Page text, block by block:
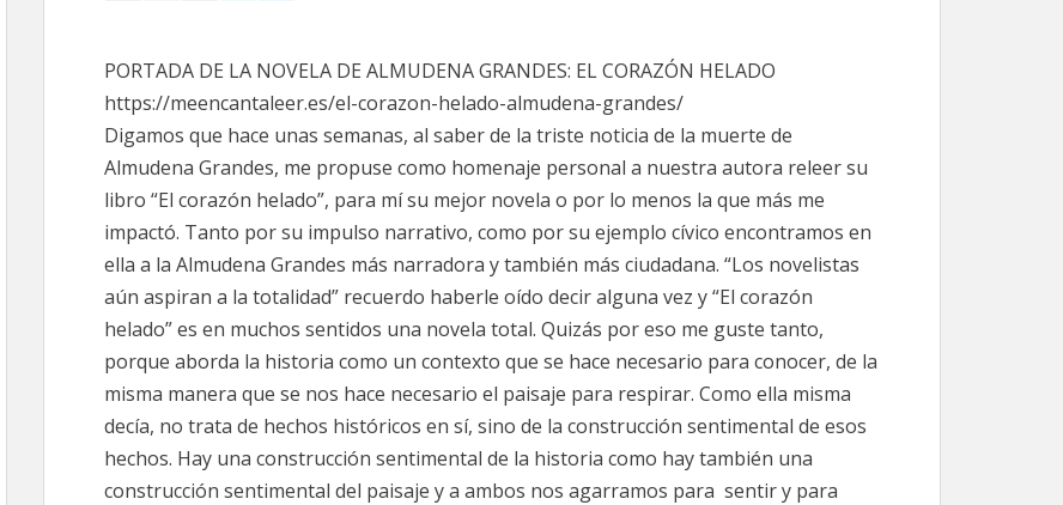
PORTADA DE LA NOVELA DE ALMUDENA GRANDES: EL CORAZÓN HELADO
https://meencantaleer.es/el-corazon-helado-almudena-grandes/
Digamos que hace unas semanas, al saber de la triste noticia de la muerte de
Almudena Grandes, me propuse como homenaje personal a nuestra autora releer su
libro “El corazón helado”, para mí su mejor novela o por lo menos la que más me
impactó. Tanto por su impulso narrativo, como por su ejemplo cívico encontramos en
ella a la Almudena Grandes más narradora y también más ciudadana. “Los novelistas
aún aspiran a la totalidad” recuerdo haberle oído decir alguna vez y “El corazón
helado” es en muchos sentidos una novela total. Quizás por eso me guste tanto,
porque aborda la historia como un contexto que se hace necesario para conocer, de la
misma manera que se nos hace necesario el paisaje para respirar. Como ella misma
decía, no trata de hechos históricos en sí, sino de la construcción sentimental de esos
hechos. Hay una construcción sentimental de la historia como hay también una
construcción sentimental del paisaje y a ambos nos agarramos para sentir y para